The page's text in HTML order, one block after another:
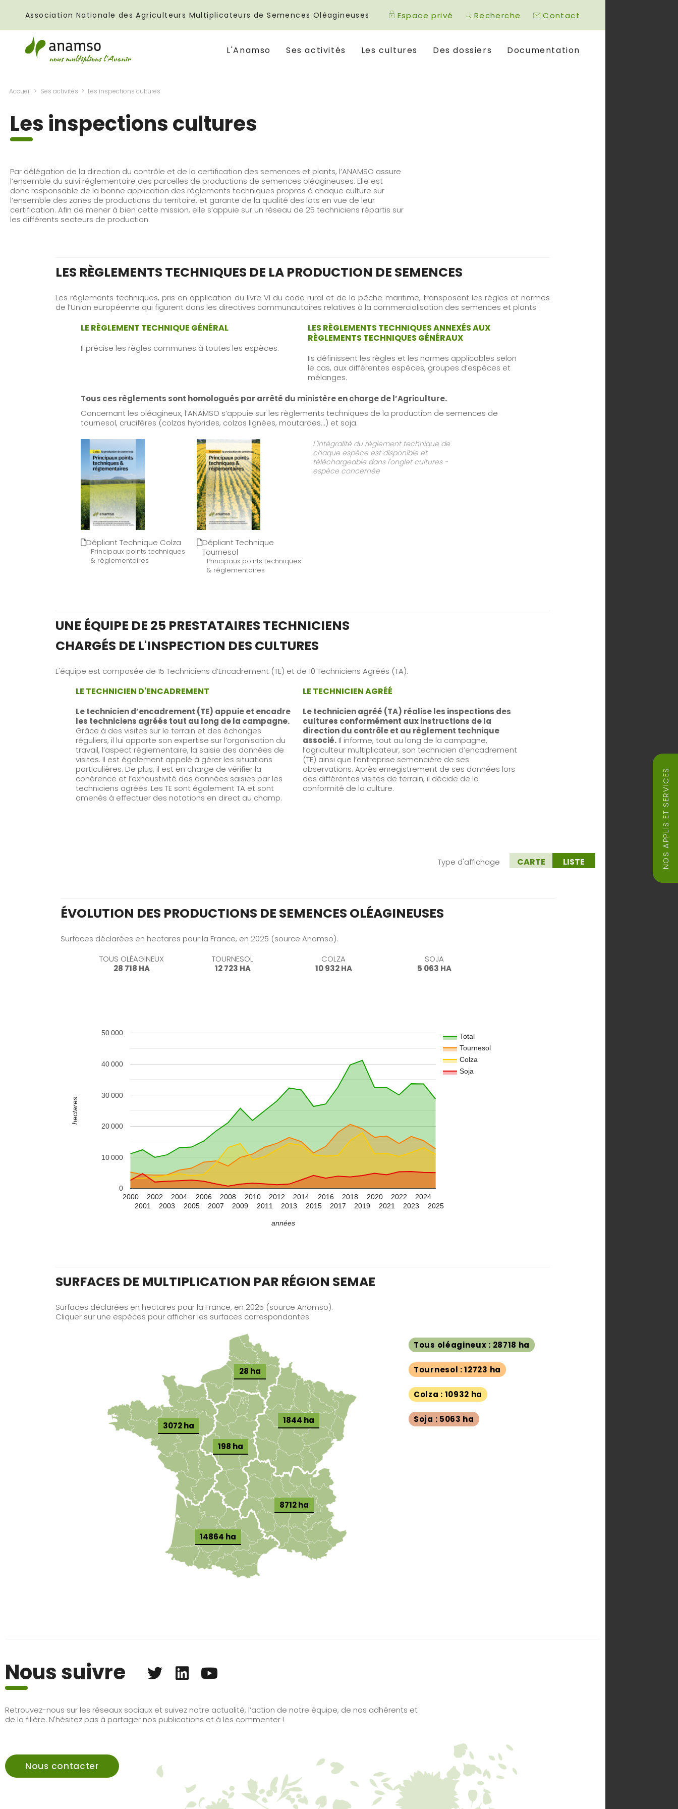
Association Nationale des Agriculteurs Multiplicateurs de Semences Oléagineuses Espace privé Recherche Contact
L'Anamso Ses activités Les cultures Des dossiers Documentation
Accueil Ses activités Les inspections cultures
Les inspections cultures
Par délégation de la direction du contrôle et de la certification des semences et plants, l’ANAMSO assure
l’ensemble du suivi réglementaire des parcelles de productions de semences oléagineuses. Elle est
donc responsable de la bonne application des règlements techniques propres à chaque culture sur
l’ensemble des zones de productions du territoire, et garante de la qualité des lots en vue de leur
certification. Afin de mener à bien cette mission, elle s’appuie sur un réseau de 25 techniciens répartis sur
les différents secteurs de production.
LES RÈGLEMENTS TECHNIQUES DE LA PRODUCTION DE SEMENCES
Les règlements techniques, pris en application du livre VI du code rural et de la pêche maritime, transposent les règles et normes
de l’Union européenne qui figurent dans les directives communautaires relatives à la commercialisation des semences et plants :
LE RÈGLEMENT TECHNIQUE GÉNÉRAL
Il précise les règles communes à toutes les espèces.
LES RÈGLEMENTS TECHNIQUES ANNEXÉS AUX
RÈGLEMENTS TECHNIQUES GÉNÉRAUX
Ils définissent les règles et les normes applicables selon
le cas, aux différentes espèces, groupes d’espèces et
mélanges.
Tous ces règlements sont homologués par arrêté du ministère en charge de l’Agriculture.
Concernant les oléagineux, l’ANAMSO s’appuie sur les règlements techniques de la production de semences de
tournesol, crucifères (colzas hybrides, colzas lignées, moutardes...) et soja.
Dépliant Technique Colza
Principaux points techniques
& réglementaires
Dépliant Technique
Tournesol
Principaux points techniques
& réglementaires
L'intégralité du règlement technique de
chaque espèce est disponible et
téléchargeable dans l'onglet cultures -
espèce concernée
UNE ÉQUIPE DE 25 PRESTATAIRES TECHNICIENS
CHARGÉS DE L'INSPECTION DES CULTURES
L'équipe est composée de 15 Techniciens d’Encadrement (TE) et de 10 Techniciens Agréés (TA).
LE TECHNICIEN AGRÉÉ
Le technicien agréé (TA) réalise les inspections des
cultures conformément aux instructions de la
direction du contrôle et au règlement technique
associé. Il informe, tout au long de la campagne,
l’agriculteur multiplicateur, son technicien d’encadrement
(TE) ainsi que l’entreprise semencière de ses
observations. Après enregistrement de ses données lors
des différentes visites de terrain, il décide de la
conformité de la culture.
LE TECHNICIEN D'ENCADREMENT
Le technicien d’encadrement (TE) appuie et encadre
les techniciens agréés tout au long de la campagne.
Grâce à des visites sur le terrain et des échanges
réguliers, il lui apporte son expertise sur l’organisation du
travail, l’aspect réglementaire, la saisie des données de
visites. Il est également appelé à gérer les situations
particulières. De plus, il est en charge de vérifier la
cohérence et l’exhaustivité des données saisies par les
techniciens agréés. Les TE sont également TA et sont
amenés à effectuer des notations en direct au champ.
Type d'affichage CARTE LISTE
SUD / SUD-OUEST
TA/TE TOURNESOL, TA/TE COLZA, TA/TE SOJA
DROME
47
LOT-ET-GARONNE
64
82
TARN-ET-GARONNE
85
VENDEE
ÉVOLUTION DES PRODUCTIONS DE SEMENCES OLÉAGINEUSES
Surfaces déclarées en hectares pour la France, en 2025 (source Anamso).
TOUS OLÉAGINEUX
28 718 HA
TOURNESOL
12 723 HA
COLZA
10 932 HA
SOJA
5 063 HA
Total
Tournesol
Colza
Soja
2000
2001
2002
2003
2004
2005
2006
2007
2008
2009
2010
2011
2012
2013
2014
2015
2016
2017
2018
2019
2020
2021
2022
2023
2024
2025
0
10 000
20 000
30 000
40 000
50 000
années
hectares
SURFACES DE MULTIPLICATION PAR RÉGION SEMAE
Surfaces déclarées en hectares pour la France, en 2025 (source Anamso).
Cliquer sur une espèces pour afficher les surfaces correspondantes.
3072 ha
28 ha
8712 ha
14864 ha
198 ha
1844 ha
Tous oléagineux : 28718 ha
Tournesol : 12723 ha
Colza : 10932 ha
Soja : 5063 ha
NOS APPLIS ET SERVICES
Nous suivre
Retrouvez-nous sur les réseaux sociaux et suivez notre actualité, l’action de notre équipe, de nos adhérents et
de la filière. N'hésitez pas à partager nos publications et à les commenter !
Nous contacter